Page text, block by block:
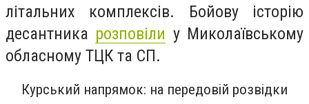
літальних комплексів. Бойову історію
десантника розповіли у Миколаївському
обласному ТЦК та СП.
Курський напрямок: на передовій розвідки